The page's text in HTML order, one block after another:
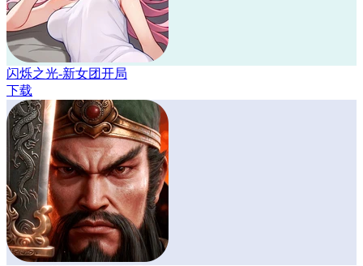
闪烁之光-新女团开局
下载